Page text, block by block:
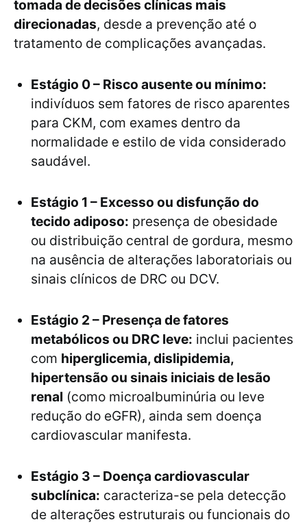
tomada de decisões clínicas mais
direcionadas, desde a prevenção até o
tratamento de complicações avançadas.
Estágio 0 – Risco ausente ou mínimo:
indivíduos sem fatores de risco aparentes
para CKM, com exames dentro da
normalidade e estilo de vida considerado
saudável.
Estágio 1 – Excesso ou disfunção do
tecido adiposo: presença de obesidade
ou distribuição central de gordura, mesmo
na ausência de alterações laboratoriais ou
sinais clínicos de DRC ou DCV.
Estágio 2 – Presença de fatores
metabólicos ou DRC leve: inclui pacientes
com hiperglicemia, dislipidemia,
hipertensão ou sinais iniciais de lesão
renal (como microalbuminúria ou leve
redução do eGFR), ainda sem doença
cardiovascular manifesta.
Estágio 3 – Doença cardiovascular
subclínica: caracteriza-se pela detecção
de alterações estruturais ou funcionais do